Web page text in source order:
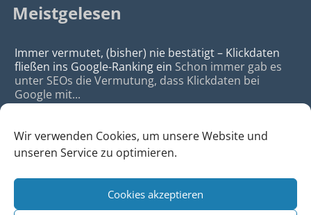
Wir verwenden Cookies, um unsere Website und
unseren Service zu optimieren.
Cookies akzeptieren
Meistgelesen
Immer vermutet, (bisher) nie bestätigt – Klickdaten
fließen ins Google-Ranking ein Schon immer gab es
unter SEOs die Vermutung, dass Klickdaten bei
Google mit...